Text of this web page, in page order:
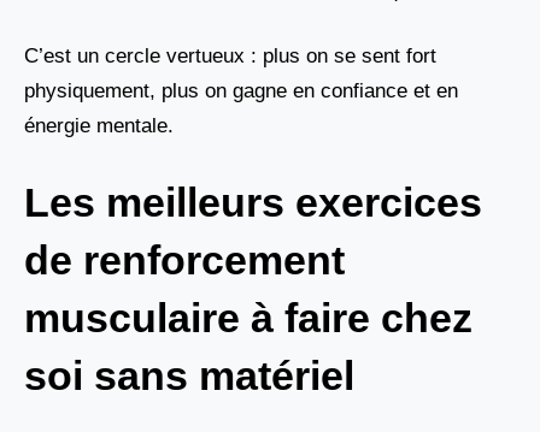
C’est un cercle vertueux : plus on se sent fort
physiquement, plus on gagne en confiance et en
énergie mentale.
Les meilleurs exercices
de renforcement
musculaire à faire chez
soi sans matériel